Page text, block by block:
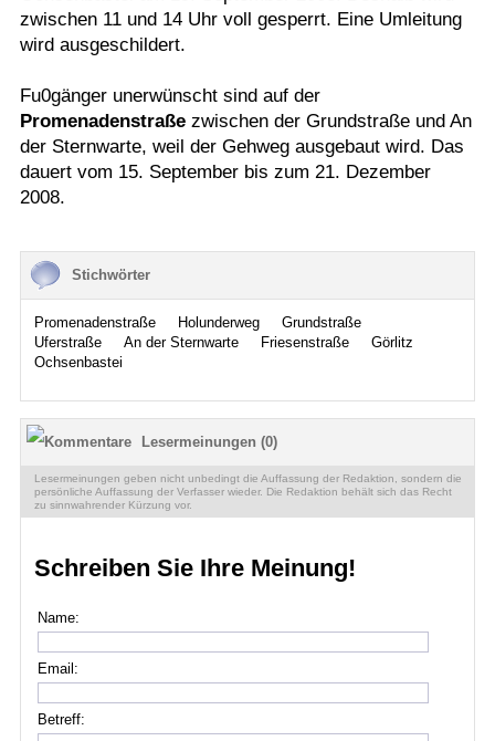
zwischen 11 und 14 Uhr voll gesperrt. Eine Umleitung
wird ausgeschildert.
Fu0gänger unerwünscht sind auf der
Promenadenstraßezwischen der Grundstraße und An
der Sternwarte, weil der Gehweg ausgebaut wird. Das
dauert vom 15. September bis zum 21. Dezember
2008.
Stichwörter
Promenadenstraße Holunderweg
Grundstraße
Uferstraße
An der Sternwarte Friesenstraße
Görlitz
Ochsenbastei
Lesermeinungen (0)
Lesermeinungen geben nicht unbedingt die Auffassung der Redaktion, sondern die
persönliche Auffassung der Verfasser wieder. Die Redaktion behält sich das Recht
zu sinnwahrender Kürzung vor.
Schreiben Sie Ihre Meinung!
Name:
Email:
Betreff: